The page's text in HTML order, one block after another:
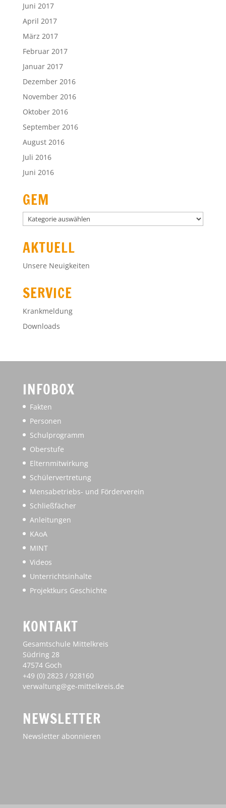
Juni 2017
April 2017
März 2017
Februar 2017
Januar 2017
Dezember 2016
November 2016
Oktober 2016
September 2016
August 2016
Juli 2016
Juni 2016
GEM
GEM
AKTUELL
Unsere Neuigkeiten
SERVICE
Krankmeldung
Downloads
INFOBOX
Fakten
Personen
Schulprogramm
Oberstufe
Elternmitwirkung
Schülervertretung
Mensabetriebs- und Förderverein
Schließfächer
Anleitungen
KAoA
MINT
Videos
Unterrichtsinhalte
Projektkurs Geschichte
KONTAKT
Gesamtschule Mittelkreis
Südring 28
47574 Goch
+49 (0) 2823 / 928160
verwaltung@ge-mittelkreis.de
NEWSLETTER
Newsletter abonnieren